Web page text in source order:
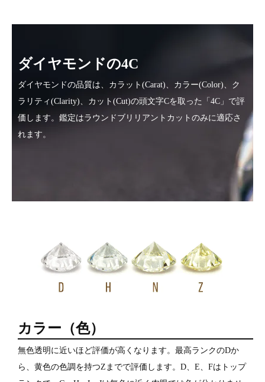
ダイヤモンドの4C
ダイヤモンドの品質は、カラット(Carat)、カラー(Color)、ク
ラリティ(Clarity)、カット(Cut)の頭文字Cを取った「4C」で評
価します。鑑定はラウンドブリリアントカットのみに適応さ
れます。
カラー（色）
無色透明に近いほど評価が高くなります。最高ランクのDか
ら、黄色の色調を持つZまでで評価します。D、E、Fはトップ